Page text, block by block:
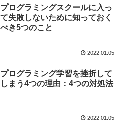
プログラミングスクールに入っ
て失敗しないために知っておく
べき5つのこと
2022.01.05
プログラミング学習を挫折して
しまう4つの理由：4つの対処法
2022.01.05